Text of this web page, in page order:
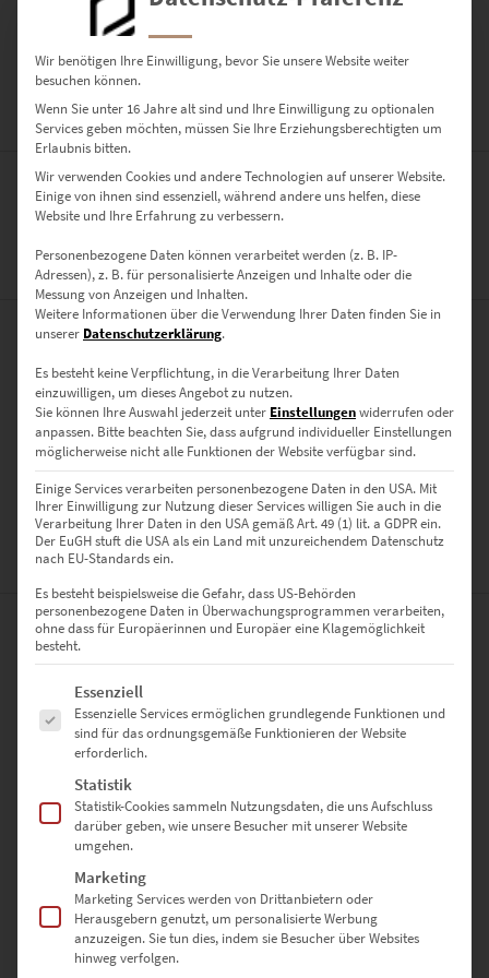
BESCHREIBUNG
Ein kleiner Planet am Eugensplatz in Stuttgart
ZUSÄTZLICHE INFORMATIONEN
AUSFÜHRUNG
Poster, Leinwand auf Keilrahmen, Acrylglas
GRÖSSE
40 x 40 cm, 50 x 50 cm, 60 x 60 cm, 70 x 70 cm, 80 x 80 cm, 90 x 90 cm,
100 x 100 cm
BEWERTUNGEN (0)
0
Wir benötigen Ihre Einwilligung, bevor Sie unsere Website weiter
besuchen können.
Wenn Sie unter 16 Jahre alt sind und Ihre Einwilligung zu optionalen
Services geben möchten, müssen Sie Ihre Erziehungsberechtigten um
Erlaubnis bitten.
Wir verwenden Cookies und andere Technologien auf unserer Website.
Einige von ihnen sind essenziell, während andere uns helfen, diese
Website und Ihre Erfahrung zu verbessern.
Personenbezogene Daten können verarbeitet werden (z. B. IP-
Adressen), z. B. für personalisierte Anzeigen und Inhalte oder die
Messung von Anzeigen und Inhalten.
Weitere Informationen über die Verwendung Ihrer Daten finden Sie in
unserer Datenschutzerklärung.
Es besteht keine Verpflichtung, in die Verarbeitung Ihrer Daten
einzuwilligen, um dieses Angebot zu nutzen.
Sie können Ihre Auswahl jederzeit unter Einstellungenwiderrufen oder
anpassen. Bitte beachten Sie, dass aufgrund individueller Einstellungen
möglicherweise nicht alle Funktionen der Website verfügbar sind.
Einige Services verarbeiten personenbezogene Daten in den USA. Mit
Ihrer Einwilligung zur Nutzung dieser Services willigen Sie auch in die
Verarbeitung Ihrer Daten in den USA gemäß Art. 49 (1) lit. a GDPR ein.
Der EuGH stuft die USA als ein Land mit unzureichendem Datenschutz
nach EU-Standards ein.
Es besteht beispielsweise die Gefahr, dass US-Behörden
personenbezogene Daten in Überwachungsprogrammen verarbeiten,
ohne dass für Europäerinnen und Europäer eine Klagemöglichkeit
besteht.
Es folgt eine Liste der Service-Gruppen, für die eine Einwilligung
Essenziell
Essenzielle Services ermöglichen grundlegende Funktionen und
sind für das ordnungsgemäße Funktionieren der Website
erforderlich.
Statistik
Statistik-Cookies sammeln Nutzungsdaten, die uns Aufschluss
darüber geben, wie unsere Besucher mit unserer Website
umgehen.
Marketing
Marketing Services werden von Drittanbietern oder
Herausgebern genutzt, um personalisierte Werbung
anzuzeigen. Sie tun dies, indem sie Besucher über Websites
hinweg verfolgen.